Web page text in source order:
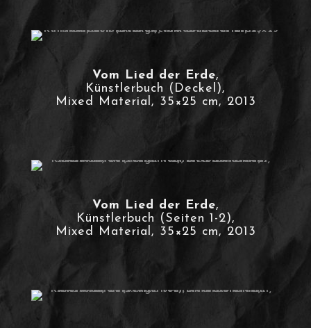
Vom Lied der Erde,
Künstlerbuch (Deckel),
Mixed Material, 35×25 cm, 2013
Vom Lied der Erde,
Künstlerbuch (Seiten 1-2),
Mixed Material, 35×25 cm, 2013